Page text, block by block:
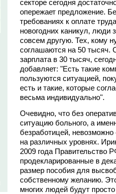
секторе сегодня
опережает предложение.
требованиях к оплате
новогодних каникул, люди
совсем другую. Тех, кому
соглашаются на 50 тысяч.
зарплата в 30 тысяч,
добавляет: "Есть такие
пользуются ситуацией,
есть и такие, которые
весьма индивидуально".
Очевидно, что без
ситуацию больного, а
безработицей,
на различных уровнях.
2009 года Правительство
продекларированные в
размер пособия для
собственному желанию.
многих людей будут